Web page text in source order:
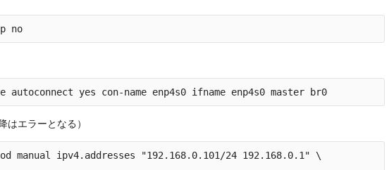
no
yes con-name enp4s0 ifname enp4s0 master br0
エラーとなる）
manual ipv4.addresses "192.168.0.101/24 192.168.0.1" \